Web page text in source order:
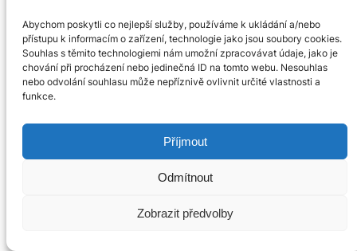
Abychom poskytli co nejlepší služby, používáme k ukládání a/nebo
přístupu k informacím o zařízení, technologie jako jsou soubory cookies.
Souhlas s těmito technologiemi nám umožní zpracovávat údaje, jako je
chování při procházení nebo jedinečná ID na tomto webu. Nesouhlas
nebo odvolání souhlasu může nepříznivě ovlivnit určité vlastnosti a
funkce.
Příjmout
Odmítnout
Zobrazit předvolby
vitamino̬ cé, to ke̬sani zeli. A hlavňe me̬ sme
ve̬rústale̬ na tim ke̬sanim zeli, tagže me̬ sme furd
jenom jedle̬.
Dubčany (okres Olomouc)